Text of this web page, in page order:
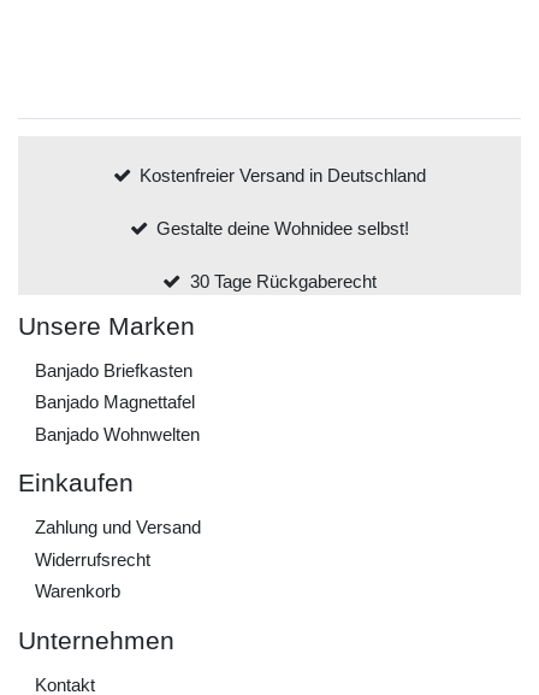
Kostenfreier Versand in Deutschland
Gestalte deine Wohnidee selbst!
30 Tage Rückgaberecht
Unsere Marken
Banjado Briefkasten
Banjado Magnettafel
Banjado Wohnwelten
Einkaufen
Zahlung und Versand
Widerrufs­recht
Warenkorb
Unternehmen
Kontakt